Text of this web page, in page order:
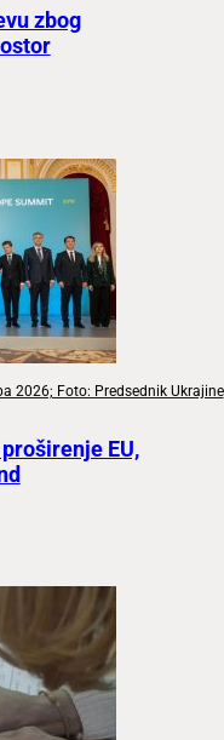
zbog
2026; Foto: Predsednik Ukrajine
EU,